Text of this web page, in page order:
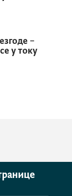
–
у току